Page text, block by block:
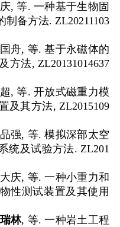
,等. 一种基于生物固
制备方法. ZL20211103
舟, 等.基于永磁体的
方法, ZL20131014637
,等. 开放式磁重力模
及其方法, ZL2015109
强, 等.模拟深部太空
统及试验方法. ZL201
庆, 等.一种小重力和
性测试装置及其使用
林, 等.一种岩土工程